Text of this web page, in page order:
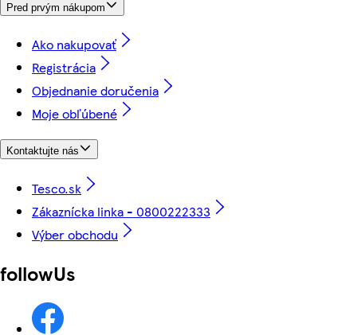
Pred prvým nákupom
Ako nakupovať
Registrácia
Objednanie doručenia
Moje obľúbené
Kontaktujte nás
Tesco.sk
Zákaznícka linka - 0800222333
Výber obchodu
followUs